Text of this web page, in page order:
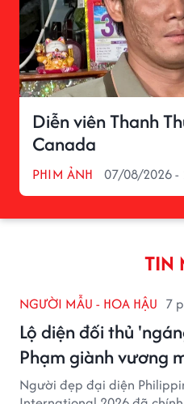
Diễn viên Thanh
Canada
PHIM ẢNH 07/08/2026 -
TIN
NGƯỜI MẪU - HOA HẬU 7
Lộ diện đối thủ
Phạm giành vương
Người đẹp đại diện